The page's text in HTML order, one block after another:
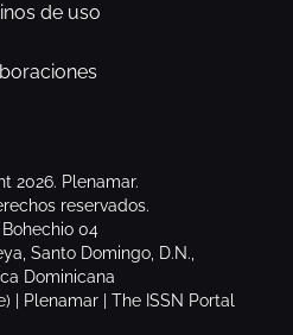
de uso
2026. Plenamar.
reservados.
04
Santo Domingo, D.N.,
Dominicana
| Plenamar | The ISSN Portal